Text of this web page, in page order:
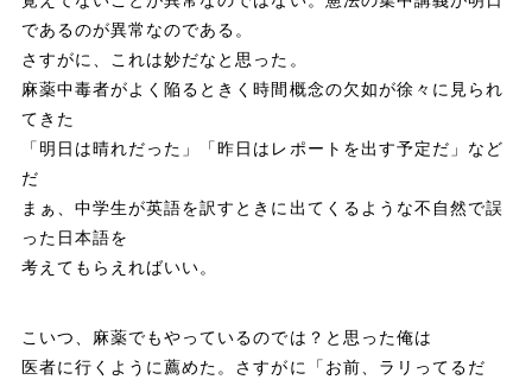
であるのが異常なのである。
さすがに、これは妙だなと思った。
麻薬中毒者がよく陥るときく時間概念の欠如が徐々に見られ
てきた
「明日は晴れだった」「昨日はレポートを出す予定だ」など
だ
まぁ、中学生が英語を訳すときに出てくるような不自然で誤
った日本語を
考えてもらえればいい。
こいつ、麻薬でもやっているのでは？と思った俺は
医者に行くように薦めた。さすがに「お前、ラリってるだ